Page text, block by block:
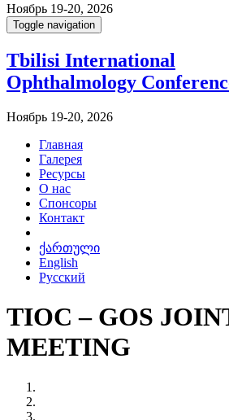
Ноябрь 19-20, 2026
Toggle navigation
Tbilisi International
Ophthalmology
Ноябрь 19-20, 2026
Главная
Галерея
Ресурсы
О нас
Спонсоры
Контакт
ქართული
English
Русский
TIOC – GOS
MEETING